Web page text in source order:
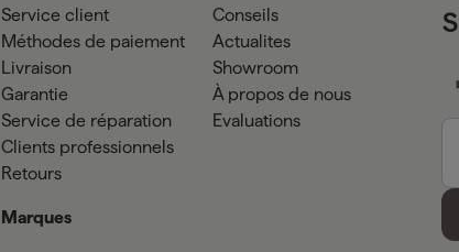
Service client
Méthodes de paiement
Livraison
Garantie
Service de réparation
Clients professionnels
Retours
Marques
Conseils
Actualites
Showroom
À propos de nous
Evaluations